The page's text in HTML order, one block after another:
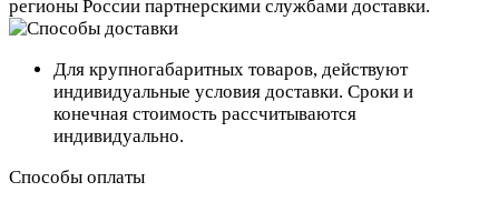
регионы России партнерскими службами доставки.
Для крупногабаритных товаров, действуют
индивидуальные условия доставки. Сроки и
конечная стоимость рассчитываются
индивидуально.
Способы оплаты